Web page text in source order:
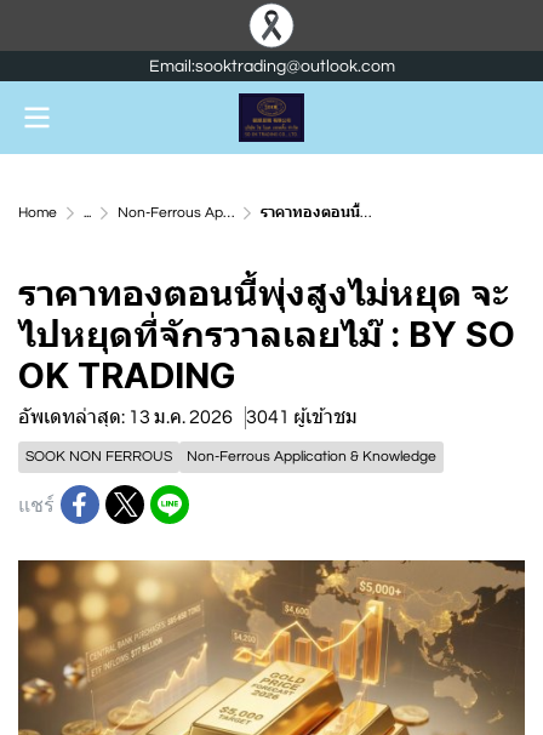
Email:sooktrading@outlook.com
Home ... Non-Ferrous Application & Knowledge ราคาทองตอนนี้พุ่งสูงไม่หยุด จะไปหยุดที่จักรวาลเลยไม๊ : BY SO OK TRADING
ราคาทองตอนนี้พุ่งสูงไม่หยุด จะ
ไปหยุดที่จักรวาลเลยไม๊ : BY SO
OK TRADING
อัพเดทล่าสุด: 13 ม.ค. 2026 3041 ผู้เข้าชม
SOOK NON FERROUS Non-Ferrous Application & Knowledge
แชร์